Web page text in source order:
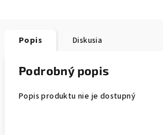
Popis Diskusia
Podrobný popis
Popis produktu nie je dostupný